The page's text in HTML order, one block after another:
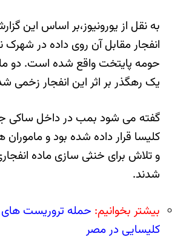
به نقل از یورونیوز،بر اساس این
انفجار مقابل آن روی داده در شهرک
حومه پایتخت واقع شده است. دو
یک رهگذر بر اثر این انفجار زخمی
گفته می شود بمب در داخل ساکی
کلیسا قرار داده شده بود و
و تلاش برای خنثی سازی ماده
شدند.
بیشتر بخوانیم: حمله تروریست های
کلیسایی در مصر